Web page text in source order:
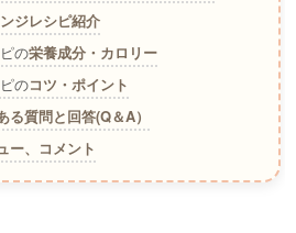
ジレシピ紹介
の栄養成分・カロリー
のコツ・ポイント
る質問と回答(Q＆A）
ー、コメント